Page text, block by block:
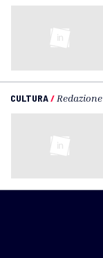
CULTURA/ Redazione